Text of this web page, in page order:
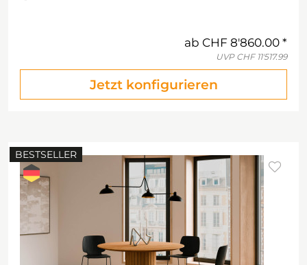
ab CHF 8'860.00
UVP CHF 11'517.99
Jetzt konfigurieren
BESTSELLER